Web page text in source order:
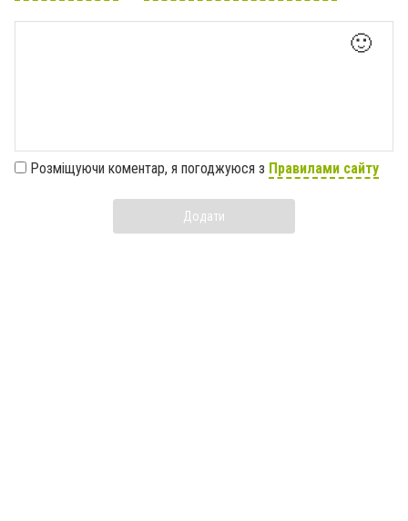
🙂
Розміщуючи коментар, я погоджуюся з Правилами сайту
Додати